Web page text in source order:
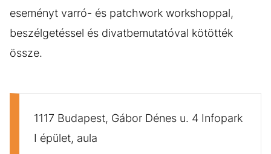
eseményt varró- és patchwork workshoppal,
beszélgetéssel és divatbemutatóval kötötték
össze.
1117 Budapest, Gábor Dénes u. 4 Infopark
I épület, aula